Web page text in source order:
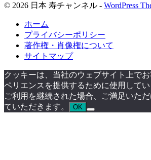
© 2026 日本 寿チャンネル - WordPress
ホーム
プライバシーポリシー
著作権・肖像権について
サイトマップ
クッキーは、当社のウェブサイト上で
ペリエンスを提供するために使用して
ご利用を継続された場合、ご満足いた
ていただきます。
OK